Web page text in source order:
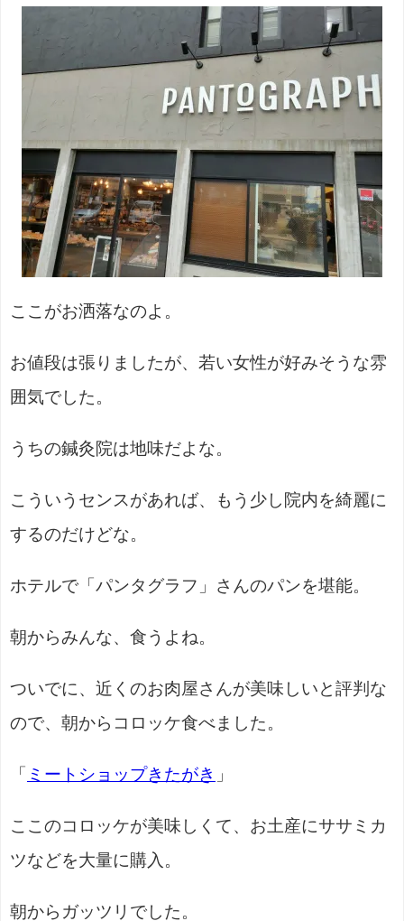
ここがお洒落なのよ。
お値段は張りましたが、若い女性が好みそうな雰
囲気でした。
うちの鍼灸院は地味だよな。
こういうセンスがあれば、もう少し院内を綺麗に
するのだけどな。
ホテルで「パンタグラフ」さんのパンを堪能。
朝からみんな、食うよね。
ついでに、近くのお肉屋さんが美味しいと評判な
ので、朝からコロッケ食べました。
「 ミートショップきたがき 」
ここのコロッケが美味しくて、お土産にササミカ
ツなどを大量に購入。
朝からガッツリでした。